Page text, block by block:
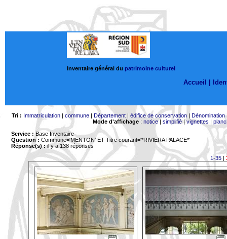
Inventaire général du patrimoine culturel
Accueil |
Tri : Immatriculation| commune| Département| édifice de conservation| Dénomination
Mode d'affichage: notice| simplifié|vignettes |
Service : Base Inventaire
Question : Commune='MENTON' ET Titre courant='*RIVIERA PALACE*'
Réponse(s) :il y a 138 réponses
1-35|